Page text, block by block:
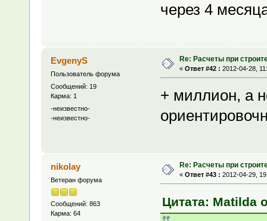
через 4
EvgenyS
Пользователь форума
Сообщений: 19
Карма: 1
-неизвестно-
-неизвестно-
Re: Расчеты при
« Ответ #42 : 2012-04-28,
+ миллион, а
nikolay
Ветеран форума
Сообщений: 863
Карма: 64
Re: Расчеты при
« Ответ #43 : 2012-04-29,
Цитата: Matilda